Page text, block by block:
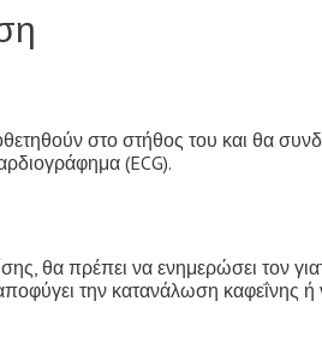
στο στήθος του και θα
(ECG).
θα πρέπει να ενημερώσει τον
την κατανάλωση καφεΐνης